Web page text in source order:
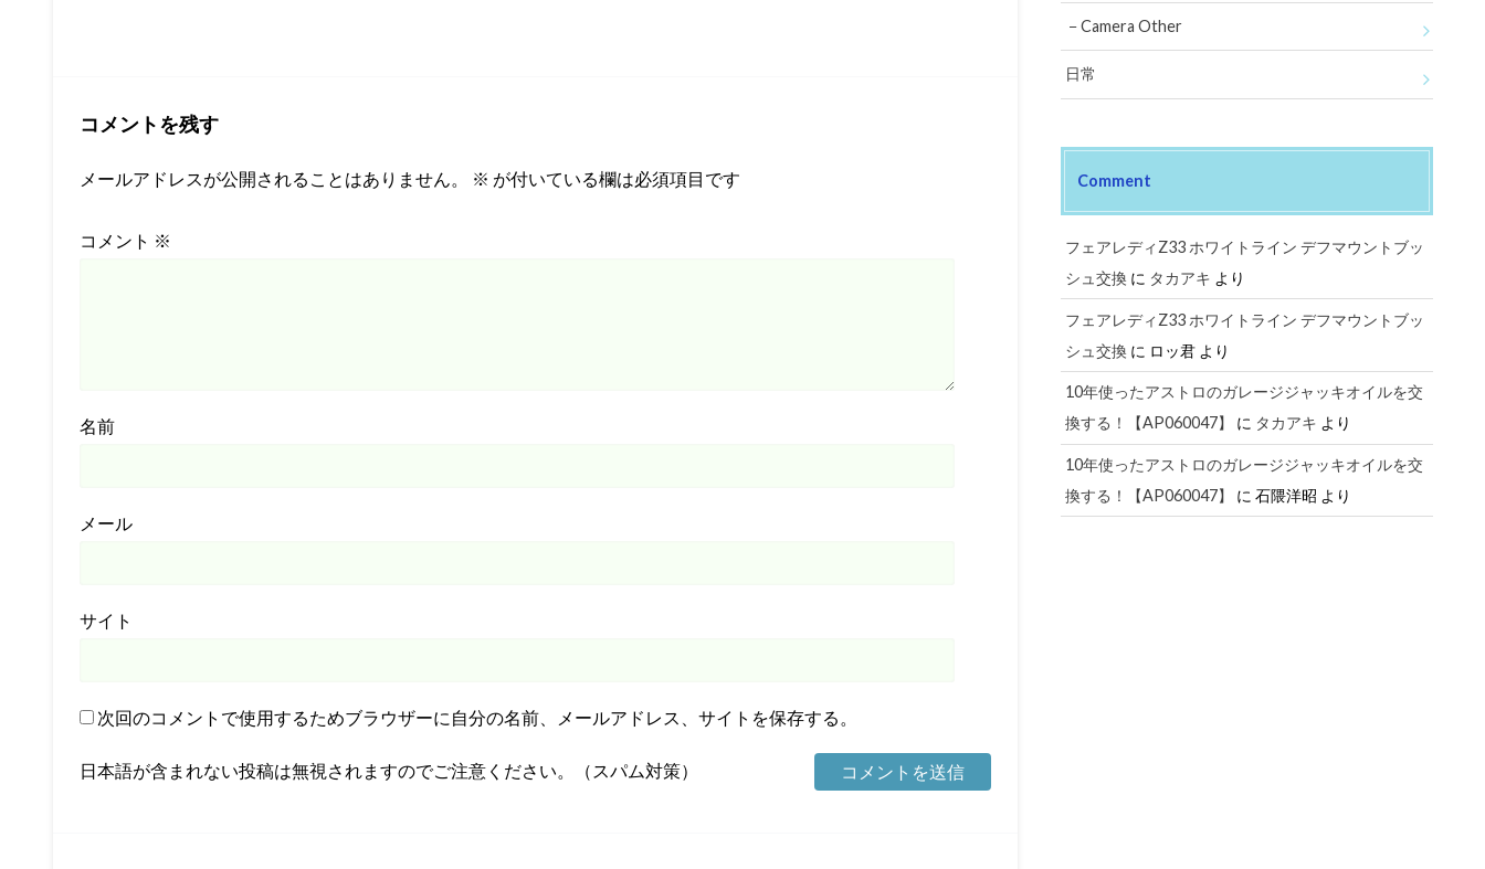
コメントを残す
メールアドレスが公開されることはありません。 ※ が付いている欄は必須項目です
コメント ※
名前
メール
サイト
次回のコメントで使用するためブラウザーに自分の名前、メールアドレス、サイトを保存する。
日本語が含まれない投稿は無視されますのでご注意ください。（スパム対策）
Camera Other
日常
Comment
フェアレディZ33 ホワイトライン デフマウントブッ
シュ交換に タカアキ より
フェアレディZ33 ホワイトライン デフマウントブッ
シュ交換に ロッ君より
10年使ったアストロのガレージジャッキオイルを交
換する！【AP060047】
に タカアキ より
10年使ったアストロのガレージジャッキオイルを交
換する！【AP060047】
に 石隈洋昭 より